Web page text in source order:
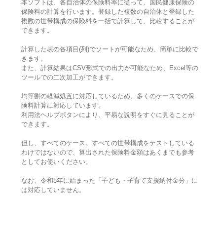
本ソフトは、各自治体の保険料率に従って、国民健康保険の
保険料の計算を行います。登録した複数の自治体と登録した
複数の世帯構成の保険料を一括で計算して、比較することが
できます。
計算した表の各項目(列)でソートが可能なため、簡単に比較で
きます。
また、計算結果はCSV形式での出力が可能なため、Excel等の
ツールでの二次加工ができます。
均等割の軽減処置に対応しているため、多くのケースでの保
険料計算に対応しています。
利用法ヘルプボタンにより、平易な説明をすぐに見ることが
できます。
但し、すべてのケース。すべての世帯構成をテストしている
わけではないので、算出された保険料金額はあくまでも参考
としてお使いください。
なお、令和8年に始まった「子ども・子育て支援納付金分」に
は対応していません。